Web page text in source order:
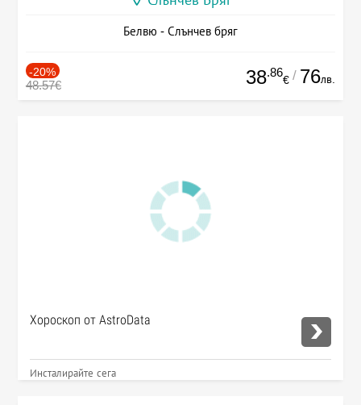
Белвю - Слънчев бряг
-20%
48.57€ 38.86
€ / 76лв.
Хороскоп от AstroData
Инсталирайте сега